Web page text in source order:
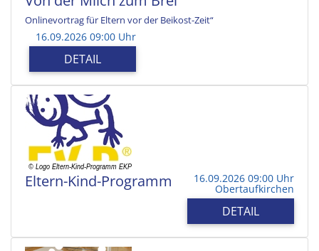
Onlinevortrag für Eltern vor der Beikost-Zeit“
16.09.2026 09:00 Uhr
DETAIL
Eltern-Kind-Programm 16.09.2026 09:00 Uhr
Obertaufkirchen
DETAIL